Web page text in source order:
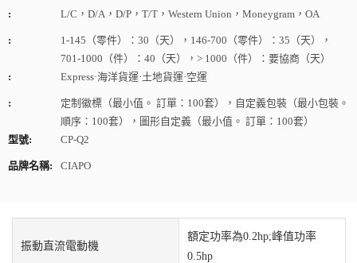
: L/C，D/A，D/P，T/T，Western Union，Moneygram，OA
:
1-145（零件）：30（天），146-700（零件）：35（天），
701-1000（件）：40（天），> 1000（件）：要協商（天）
:
Express·海洋貨運·土地貨運·空運
:
定制徽標（最小值。 訂單：100套），自定義包裝（最小包裝。
順序：100套），圖形自定義（最小值。 訂單：100套）
型號:
CP-Q2
品牌名稱: CIAPO
振動直流電動機
額定功率為0.2hp;峰值功率
0.5hp